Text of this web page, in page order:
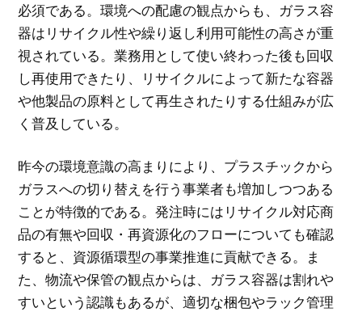
必須である。環境への配慮の観点からも、ガラス容
器はリサイクル性や繰り返し利用可能性の高さが重
視されている。業務用として使い終わった後も回収
し再使用できたり、リサイクルによって新たな容器
や他製品の原料として再生されたりする仕組みが広
く普及している。
昨今の環境意識の高まりにより、プラスチックから
ガラスへの切り替えを行う事業者も増加しつつある
ことが特徴的である。発注時にはリサイクル対応商
品の有無や回収・再資源化のフローについても確認
すると、資源循環型の事業推進に貢献できる。ま
た、物流や保管の観点からは、ガラス容器は割れや
すいという認識もあるが、適切な梱包やラック管理